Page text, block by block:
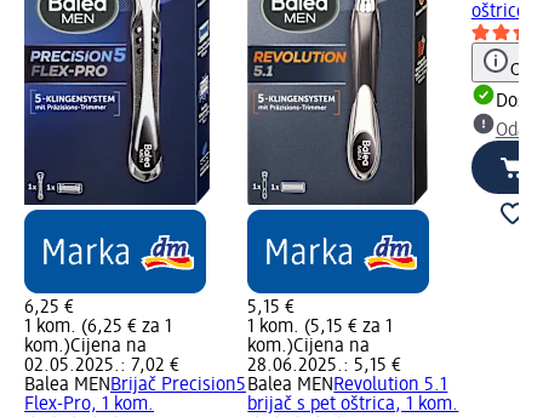
6,25 €
1 kom. (6,25 € za 1
kom.)Cijena na
02.05.2025.: 7,02 €
Balea MENBrijač Precision5
Flex-Pro, 1 kom.
5,15 €
1 kom. (5,15 € za 1
kom.)Cijena na
28.06.2025.: 5,15 €
Balea MENRevolution 5.1
brijač s pet oštrica, 1 kom.
oštrice,